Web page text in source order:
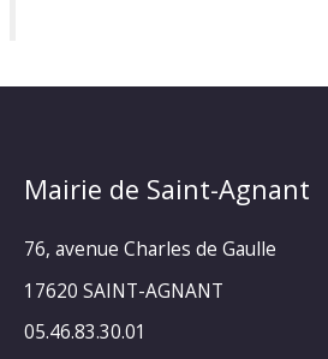
Mairie de Saint-Agnant
76, avenue Charles de Gaulle
17620 SAINT-AGNANT
05.46.83.30.01